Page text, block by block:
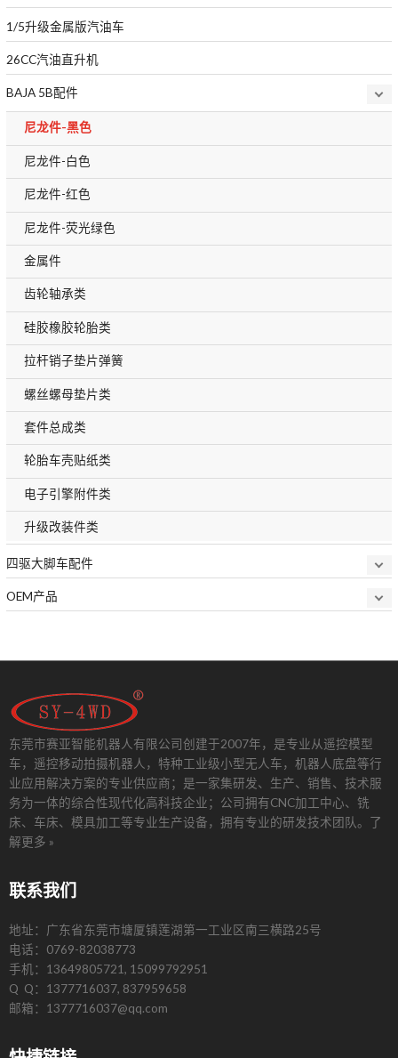
1/5升级金属版汽油车
26CC汽油直升机
BAJA 5B配件
尼龙件-黑色
尼龙件-白色
尼龙件-红色
尼龙件-荧光绿色
金属件
齿轮轴承类
硅胶橡胶轮胎类
拉杆销子垫片弹簧
螺丝螺母垫片类
套件总成类
轮胎车壳贴纸类
电子引擎附件类
升级改装件类
四驱大脚车配件
OEM产品
东莞市赛亚智能机器人有限公司创建于2007年，是专业从遥控模型
车，遥控移动拍摄机器人，特种工业级小型无人车，机器人底盘等行
业应用解决方案的专业供应商；是一家集研发、生产、销售、技术服
务为一体的综合性现代化高科技企业；公司拥有CNC加工中心、铣
床、车床、模具加工等专业生产设备，拥有专业的研发技术团队。 了
解更多 »
联系我们
地址：广东省东莞市塘厦镇莲湖第一工业区南三横路25号
电话：0769-82038773
手机：13649805721, 15099792951
Q Q：1377716037, 837959658
邮箱：1377716037@qq.com